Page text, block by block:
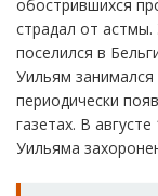
обострившихся
страдал от
поселился в
Уильям
периодически
газетах. В
Уильяма